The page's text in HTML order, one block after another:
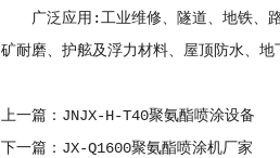
广泛应用:工业维修、隧道、地铁、路
矿耐磨、护舷及浮力材料、屋顶防水、地
上一篇：JNJX-H-T40聚氨酯喷涂设备
下一篇：JX-Q1600聚氨酯喷涂机厂家